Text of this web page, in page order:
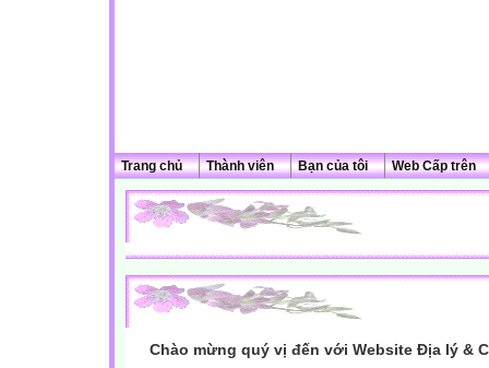
Trang chủ Thành viên Bạn của tôi Web Cấp trên
Chào mừng quý vị đến với Website Địa lý &